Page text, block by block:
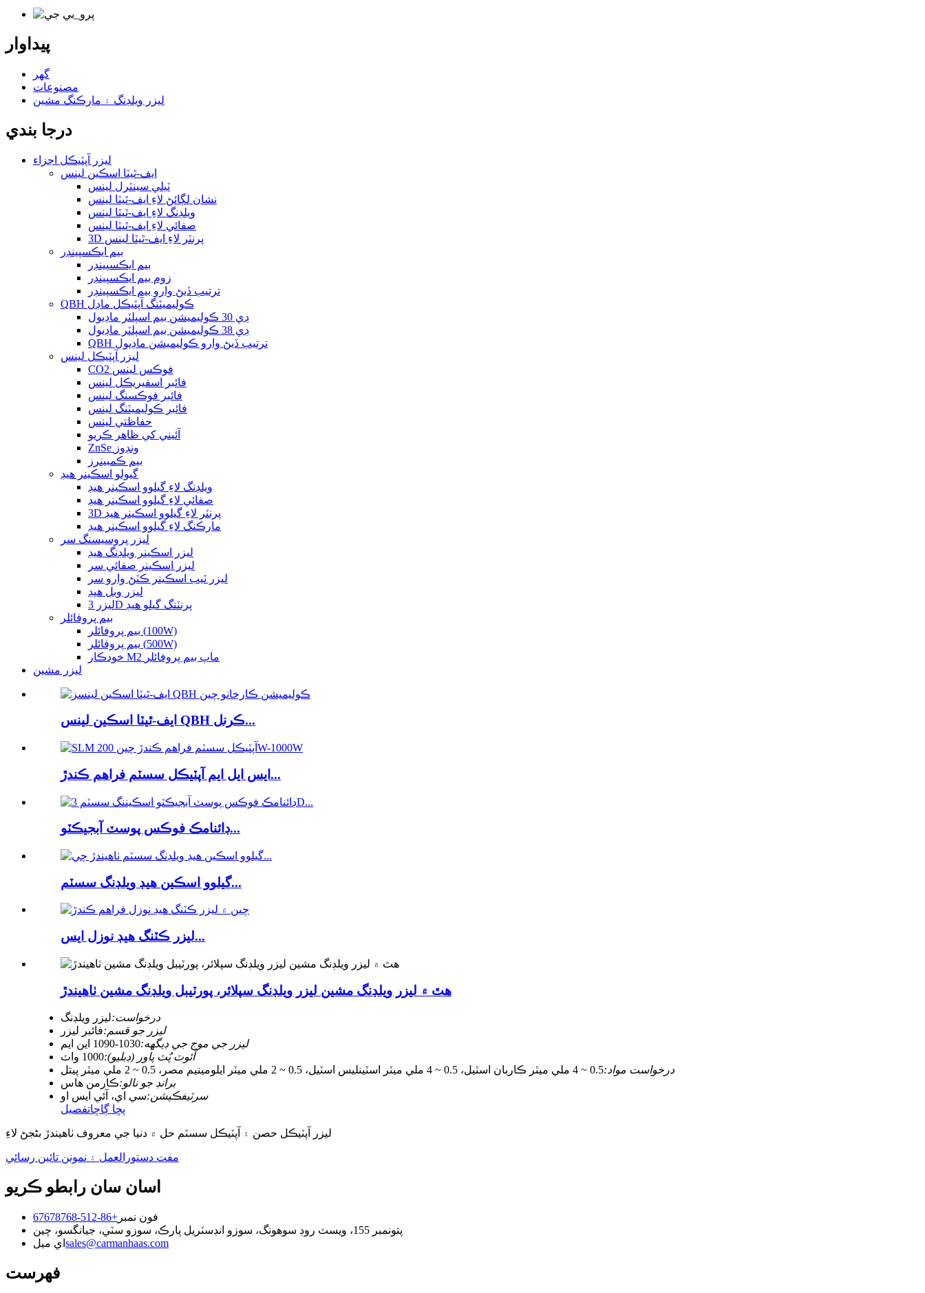
پيداوار
گھر
مصنوعات
ليزر ويلڊنگ ۽ مارڪنگ مشين
درجا بندي
ليزر آپٽيڪل اجزاء
ايف-ٿيٽا اسڪين لينس
ٽيلي سينٽرل لينس
نشان لڳائڻ لاءِ ايف-ٿيٽا لينس
ويلڊنگ لاءِ ايف-ٿيٽا لينس
صفائي لاءِ ايف-ٿيٽا لينس
3D پرنٽر لاءِ ايف-ٿيٽا لينس
بيم ايڪسپينڊر
بيم ايڪسپينڊر
زوم بيم ايڪسپينڊر
ترتيب ڏيڻ وارو بيم ايڪسپينڊر
QBH ڪوليميٽنگ آپٽيڪل ماڊل
ڊي 30 ڪوليميشن بيم اسپلٽر ماڊيول
ڊي 38 ڪوليميشن بيم اسپلٽر ماڊيول
QBH ترتيب ڏيڻ وارو ڪوليميشن ماڊيول
ليزر آپٽيڪل لينس
CO2 فوڪس لينس
فائبر اسفيريڪل لينس
فائبر فوڪسنگ لينس
فائبر ڪوليميٽنگ لينس
حفاظتي لينس
آئيني کي ظاهر ڪريو
ZnSe ونڊوز
بيم ڪمبينرز
گيولو اسڪينر هيڊ
ويلڊنگ لاءِ گيلوو اسڪينر هيڊ
صفائي لاءِ گيلوو اسڪينر هيڊ
3D پرنٽر لاءِ گيلوو اسڪينر هيڊ
مارڪنگ لاءِ گيلوو اسڪينر هيڊ
ليزر پروسيسنگ سر
ليزر اسڪينر ويلڊنگ هيڊ
ليزر اسڪينر صفائي سر
ليزر ٽيب اسڪينر ڪٽڻ وارو سر
ليزر وبل هيڊ
ليزر 3D پرنٽنگ گيلو هيڊ
بيم پروفائلر
بيم پروفائلر (100W)
بيم پروفائلر (500W)
خودڪار M2 ماپ بيم پروفائلر
ليزر مشين
ايف-ٿيٽا اسڪين لينس QBH ڪرنل...
ايس ايل ايم آپٽيڪل سسٽم فراهم ڪندڙ...
ڊائنامڪ فوڪس پوسٽ آبجيڪٽو...
گيلوو اسڪين هيڊ ويلڊنگ سسٽم...
ليزر ڪٽنگ هيڊ نوزل ​​ايس...
هٿ ۾ ليزر ويلڊنگ مشين ليزر ويلڊنگ سپلائر، پورٽيبل ويلڊنگ مشين ٺاهيندڙ
درخواست:ليزر ويلڊنگ
ليزر جو قسم:فائبر ليزر
ليزر جي موج جي ڊيگهه:1030-1090 اين ايم
آئوٽ پُٽ پاور (ڊبليو):1000 واٽ
درخواست مواد:0.5 ~ 4 ملي ميٽر ڪاربان اسٽيل، 0.5 ~ 4 ملي ميٽر اسٽينلیس اسٽيل، 0.5 ~ 2 ملي ميٽر ايلومينيم مصر، 0.5 ~ 2 ملي ميٽر پيتل
برانڊ جو نالو:ڪارمن هاس
سرٽيفڪيشن:سي اي، آئي ايس او
پڇا ڳاڇاتفصيل
ليزر آپٽيڪل حصن ۽ آپٽيڪل سسٽم حل ۾ دنيا جي معروف ٺاهيندڙ بڻجڻ لاءِ
مفت دستورالعمل ۽ نمونن تائين رسائي
اسان سان رابطو ڪريو
فون نمبر +86-512-67678768
پتونمبر 155، ويسٽ روڊ سوهونگ، سوزو انڊسٽريل پارڪ، سوزو سٽي، جيانگسو، چين
اي ميل sales@carmanhaas.com
فهرست